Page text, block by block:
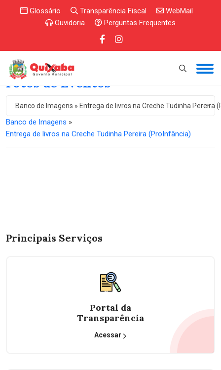
Glossário Transparência Fiscal
WebMail
Ouvidoria
Perguntas Frequentes
Fotos de Eventos
Banco de Imagens » Entrega de livros na Creche Tudinha Pereira
Banco de Imagens »
Entrega de livros na Creche Tudinha Pereira (ProInfância)
Principais Serviços
Portal da
Transparência
Acessar